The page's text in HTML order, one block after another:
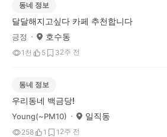
동네 정보
달달해지고싶다 카페 추천합니다
긍정 호수동
1천 5 32주 전
동네 정보
우리동네 백금당!
Young(~PM10) 일직동
258 1 1 2주 전